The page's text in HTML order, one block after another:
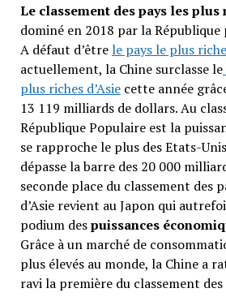
Le classement des pays les plus
dominé en 2018 par la République
A défaut d’être le pays le plus
actuellement, la Chine surclasse le
plus riches d’Asiecette année
13 119 milliards de dollars. Au
République Populaire est la
se rapproche le plus des Etats-
dépasse la barre des 20 000
seconde place du classement des
d’Asie revient au Japon qui
podium despuissances
Grâce à un marché de
plus élevés au monde, la Chine a
ravi la première du classement